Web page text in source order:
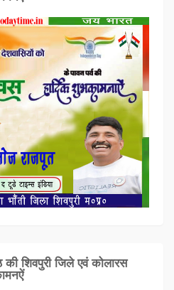
की शिवपुरी जिले एवं कोलारस